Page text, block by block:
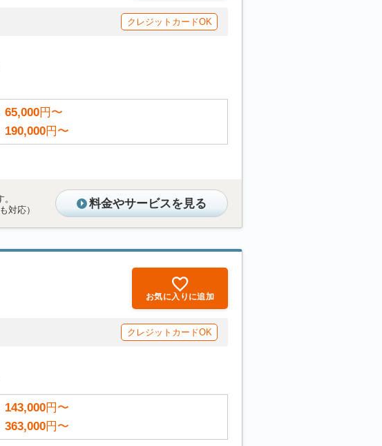
クレジットカードOK
65,000円〜
190,000円〜
対応）
料金やサービスを見る
お気に入りに追加
クレジットカードOK
143,000円〜
363,000円〜